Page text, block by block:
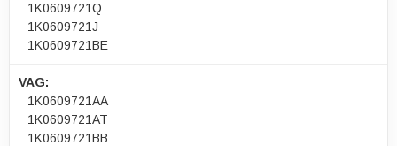
1K0609721Q
1K0609721J
1K0609721BE
VAG:
1K0609721AA
1K0609721AT
1K0609721BB